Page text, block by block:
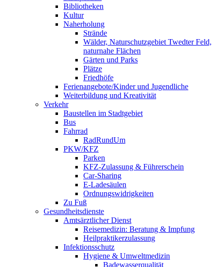
Bibliotheken
Kultur
Naherholung
Strände
Wälder, Naturschutzgebiet Twedter Feld,
naturnahe Flächen
Gärten und Parks
Plätze
Friedhöfe
Ferienangebote/Kinder und Jugendliche
Weiterbildung und Kreativität
Verkehr
Baustellen im Stadtgebiet
Bus
Fahrrad
RadRundUm
PKW/KFZ
Parken
KFZ-Zulassung & Führerschein
Car-Sharing
E-Ladesäulen
Ordnungswidrigkeiten
Zu Fuß
Gesundheitsdienste
Amtsärztlicher Dienst
Reisemedizin: Beratung & Impfung
Heilpraktikerzulassung
Infektionsschutz
Hygiene & Umweltmedizin
Badewasserqualität